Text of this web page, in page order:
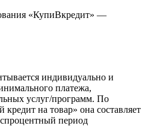
«КупиВкредит» —
индивидуально и
платежа,
услуг/программ. По
на товар» она составляет
период